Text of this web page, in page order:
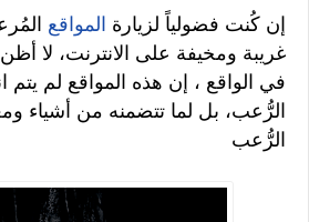
إن كُنت فضولياً لزيارة المواقع
غريبة ومخيفة على الانترنت، لا
في الواقع ، إن هذه المواقع لم يتم
الرُّعب، بل لما تتضمنه من أشياء
الرُّعب